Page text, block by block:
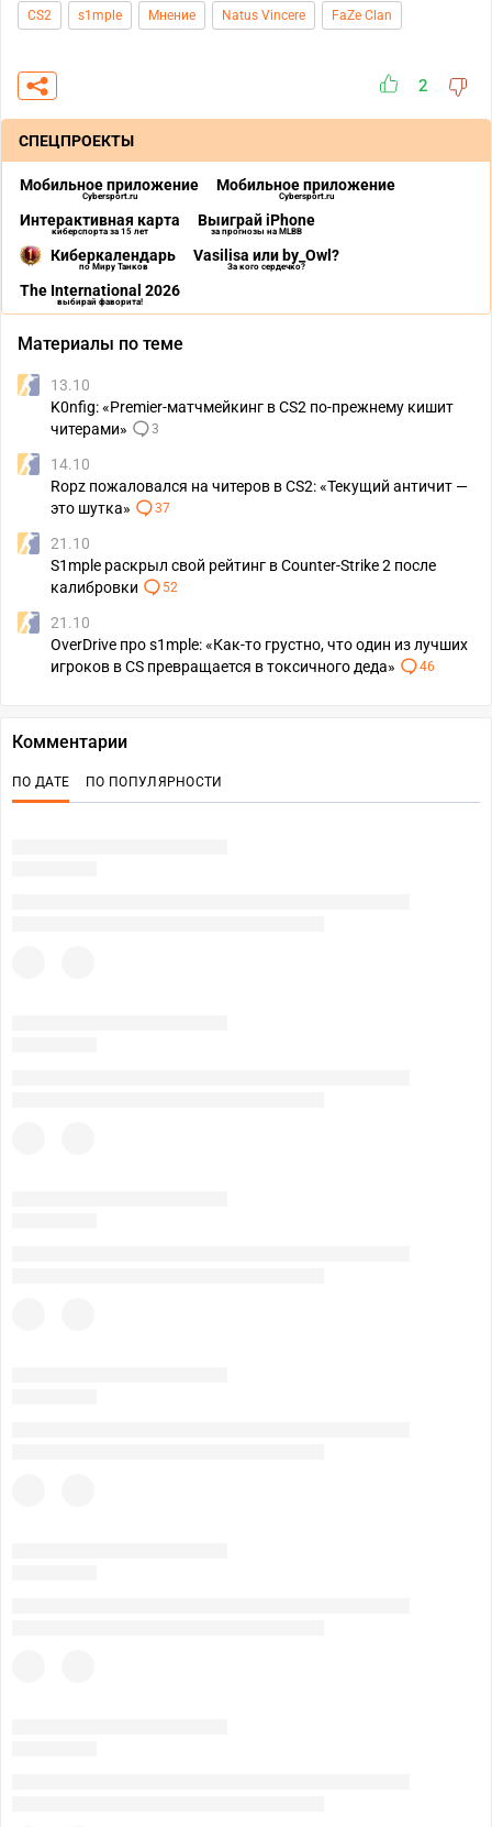
CS2 s1mple Мнение Natus Vincere FaZe Clan
2
СПЕЦПРОЕКТЫ
Мобильное приложение
Cybersport.ru
Мобильное приложение
Cybersport.ru
Интерактивная карта
киберспорта за 15 лет
Выиграй iPhone
за прогнозы на MLBB
Киберкалендарь
по Миру Танков
Vasilisa или by_Owl?
За кого сердечко?
The International 2026
выбирай фаворита!
Материалы по теме
13.10
K0nfig: «Premier-матчмейкинг в CS2 по-прежнему кишит
читерами»
3
14.10
Ropz пожаловался на читеров в CS2: «Текущий античит —
это шутка»
37
21.10
S1mple раскрыл свой рейтинг в Counter-Strike 2 после
калибровки
52
21.10
OverDrive про s1mple: «Как-то грустно, что один из лучших
игроков в CS превращается в токсичного деда»
46
Комментарии
ПО ДАТЕ ПО ПОПУЛЯРНОСТИ